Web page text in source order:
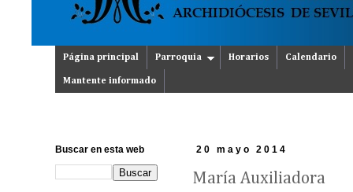
Página principal Parroquia Horarios Calendario
Mantente informado
20 mayo 2014
María Auxiliadora
Buscar en esta web